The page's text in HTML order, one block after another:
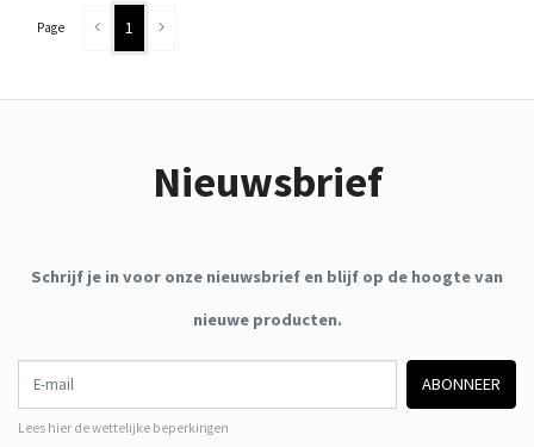
Page 1
Nieuwsbrief
Schrijf je in voor onze nieuwsbrief en blijf op de hoogte van
nieuwe producten.
ABONNEER
Lees hier de wettelijke beperkingen